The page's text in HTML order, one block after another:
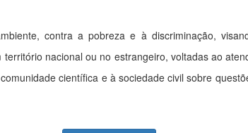
contra a pobreza e à discriminação,
nacional ou no estrangeiro, voltadas ao
científica e à sociedade civil sobre